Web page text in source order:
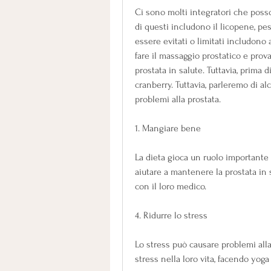
Ci sono molti integratori che
di questi includono il licopene,
essere evitati o limitati includono
fare il massaggio prostatico e
prostata in salute. Tuttavia, prima
cranberry. Tuttavia, parleremo di
problemi alla prostata.
1. Mangiare bene
La dieta gioca un ruolo
aiutare a mantenere la prostata
con il loro medico.
4. Ridurre lo stress
Lo stress può causare problemi
stress nella loro vita, facendo